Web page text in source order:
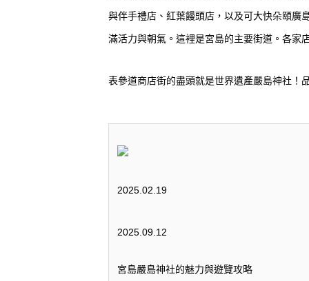
與伴手禮店、紅葉饅頭店，以及可大快朵頤廣
滿活力與朝氣。這裡是宮島的主要街道。各家
表參道商店街的盡頭就是世界遺產嚴島神社！
2025.02.19
2025.09.12
宮島嚴島神社的魅力與遊覽攻略